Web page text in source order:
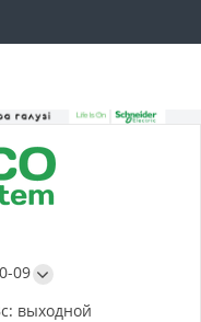
modification/
09
выходной